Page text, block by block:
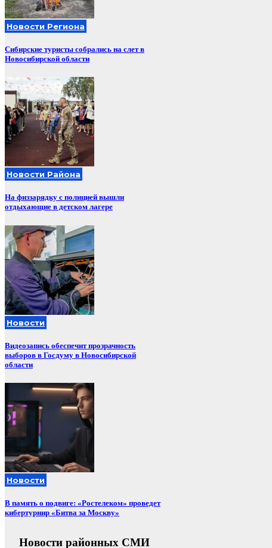
Новости Региона
Сибирские туристы собрались на слет в
Новосибирской области
Новости Района
На физзарядку с полицией вышли
отдыхающие в детском лагере
Новости
Видеозапись обеспечит прозрачность
выборов в Госдуму в Новосибирской
области
Новости
В память о подвиге: «Ростелеком» проведет
кибертурнир «Битва за Москву»